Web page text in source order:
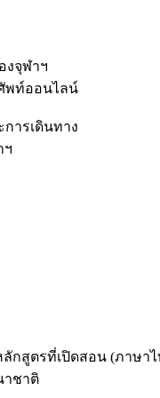
งจุฬาฯ
พท์ออนไลน์
ารเดินทาง
ฯ
กสูตรที่เปิดสอน (ภาษาไ
าชาติ